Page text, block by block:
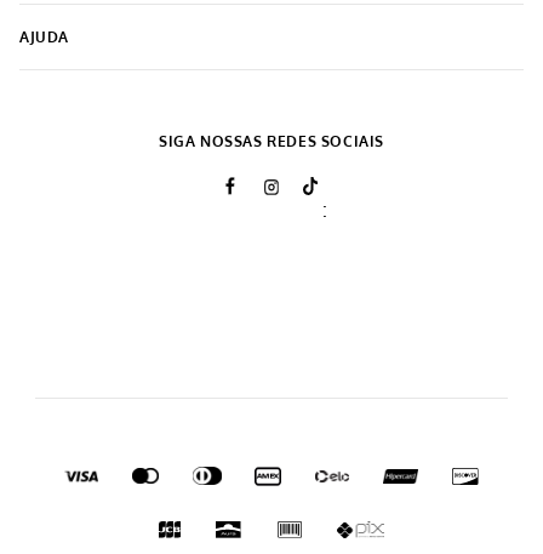
2,20X2,40 Off White
2,20 m x 2,30 m Cevada
229,99